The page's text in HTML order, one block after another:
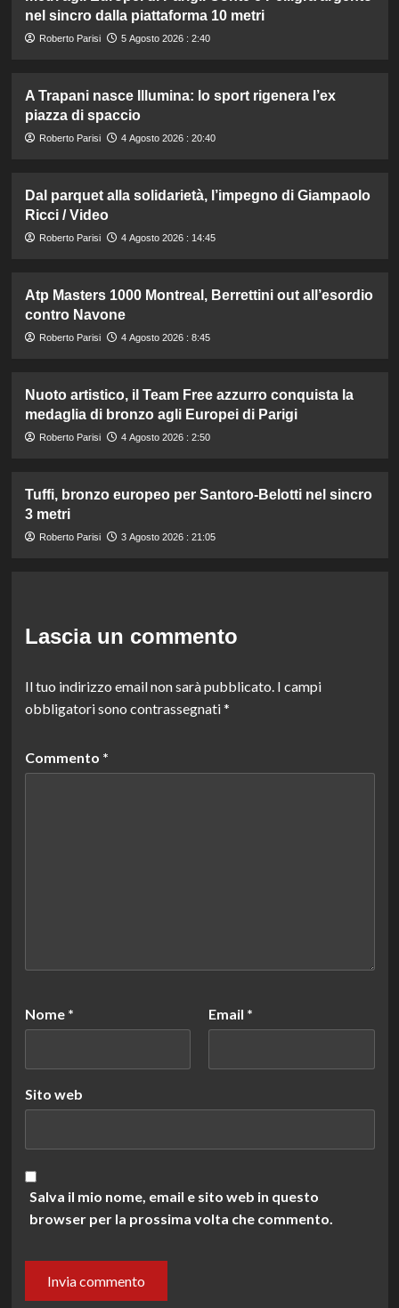
nel sincro dalla piattaforma 10 metri
Roberto Parisi 5 Agosto 2026 : 2:40
A Trapani nasce Illumina: lo sport rigenera l’ex
piazza di spaccio
Roberto Parisi 4 Agosto 2026 : 20:40
Dal parquet alla solidarietà, l’impegno di Giampaolo
Ricci / Video
Roberto Parisi 4 Agosto 2026 : 14:45
Atp Masters 1000 Montreal, Berrettini out all’esordio
contro Navone
Roberto Parisi 4 Agosto 2026 : 8:45
Nuoto artistico, il Team Free azzurro conquista la
medaglia di bronzo agli Europei di Parigi
Roberto Parisi 4 Agosto 2026 : 2:50
Tuffi, bronzo europeo per Santoro-Belotti nel sincro
3 metri
Roberto Parisi 3 Agosto 2026 : 21:05
Lascia un commento
Il tuo indirizzo email non sarà pubblicato. I campi
obbligatori sono contrassegnati*
Commento *
Nome * Email *
Sito web
Salva il mio nome, email e sito web in questo
browser per la prossima volta che commento.